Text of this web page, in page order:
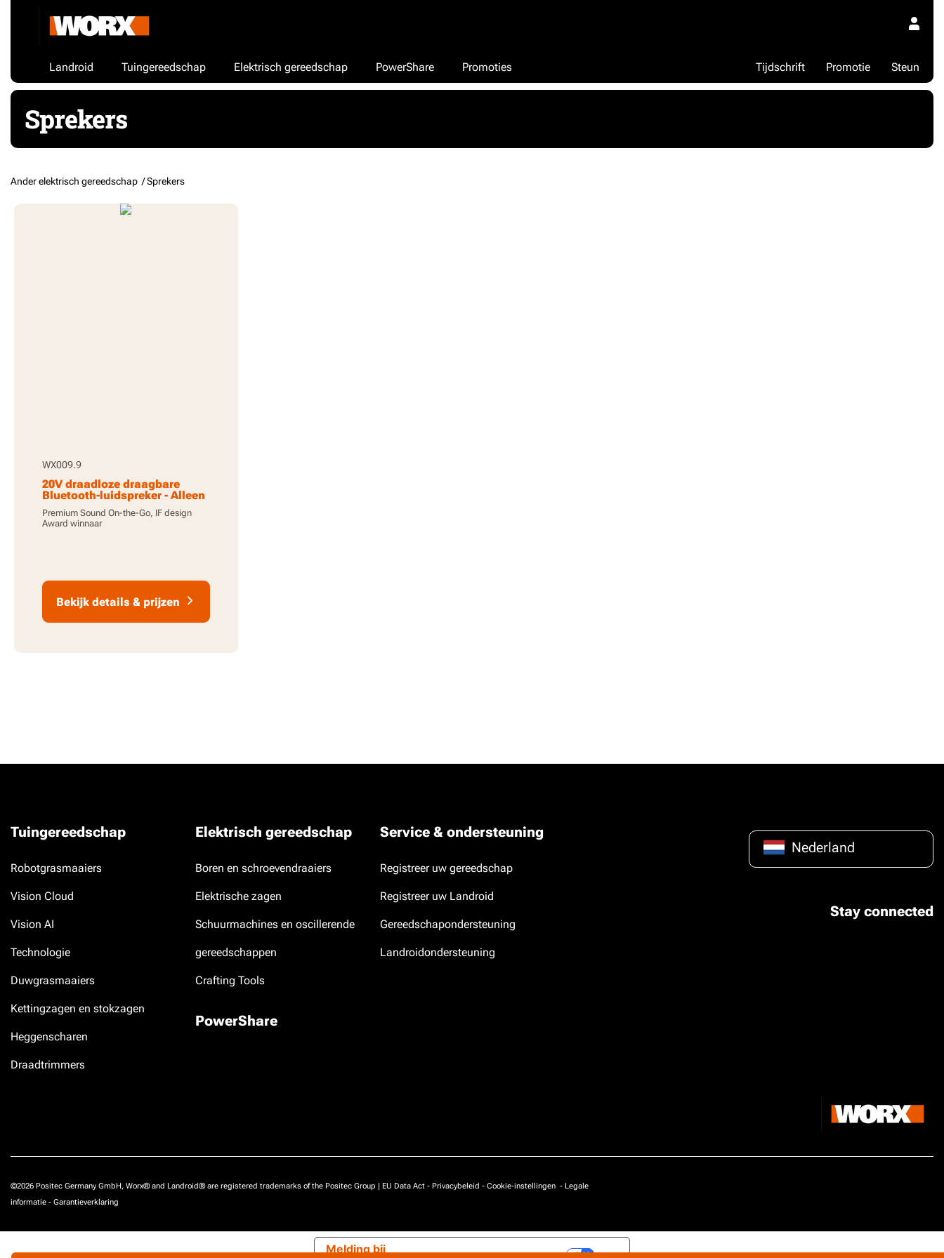
Landroid Tuingereedschap Elektrisch gereedschap PowerShare Promoties Steun
Promotie
Tijdschrift
Sprekers
Ander elektrisch gereedschap /Sprekers
WX009.9
20V draadloze draagbare
Bluetooth-luidspreker - Alleen
apparaat
Premium Sound On-the-Go, IF design
Award winnaar
Bekijk details & prijzen
Tuingereedschap
Robotgrasmaaiers
Vision Cloud
Vision AI
Technologie
Duwgrasmaaiers
Kettingzagen en stokzagen
Heggenscharen
Draadtrimmers
Elektrisch gereedschap
Boren en schroevendraaiers
Elektrische zagen
Schuurmachines en oscillerende
gereedschappen
Crafting Tools
PowerShare
Service & ondersteuning
Registreer uw gereedschap
Registreer uw Landroid
Gereedschapondersteuning
Landroidondersteuning
Nederland
Stay connected
©2026 Positec Germany GmbH, Worx® and Landroid® are registered trademarks of the Positec Group | EU Data Act - Privacybeleid - Cookie-instellingen - Legale
informatie - Garantieverklaring
Melding bij
Uw privacy-opties